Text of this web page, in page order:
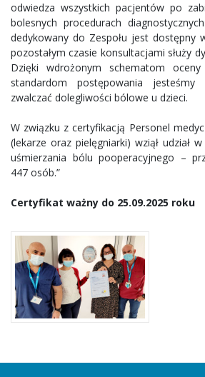
odwiedza wszystkich pacjentów po
bolesnych procedurach
dedykowany do Zespołu jest dostępny
pozostałym czasie konsultacjami służy
Dzięki wdrożonym schematom
standardom postępowania
zwalczać dolegliwości bólowe u dzieci.
W związku z certyfikacją Personel
(lekarze oraz pielęgniarki) wziął udział
uśmierzania bólu pooperacyjnego –
447 osób.”
Certyfikat ważny do 25.09.2025 roku